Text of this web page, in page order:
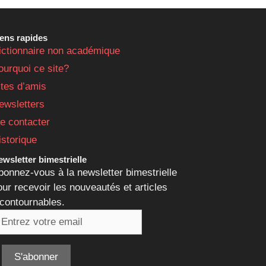
rapides
non académique
ce site?
d’amis
contacter
bimestrielle
vous à la newsletter bimestrielle
recevoir les nouveautés et articles